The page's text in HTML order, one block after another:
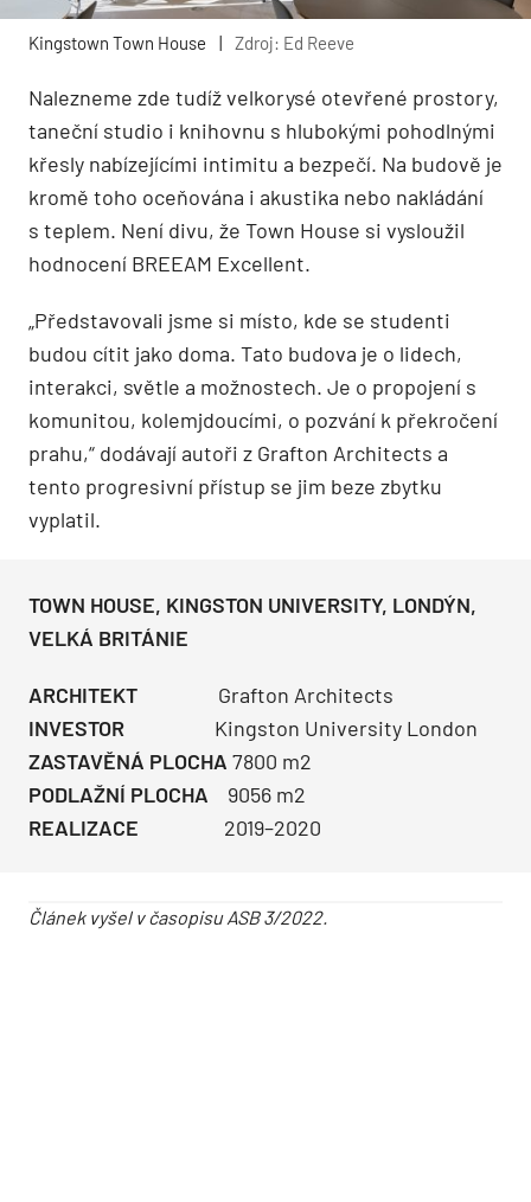
Kingstown Town House | Zdroj: Ed Reeve
Nalezneme zde tudíž velkorysé otevřené prostory,
taneční studio i knihovnu s hlubokými pohodlnými
křesly nabízejícími intimitu a bezpečí. Na budově je
kromě toho oceňována i akustika nebo nakládání
s teplem. Není divu, že Town House si vysloužil
hodnocení BREEAM Excellent.
„Představovali jsme si místo, kde se studenti
budou cítit jako doma. Tato budova je o lidech,
interakci, světle a možnostech. Je o propojení s
komunitou, kolemjdoucími, o pozvání k překročení
prahu,“ dodávají autoři z Grafton Architects a
tento progresivní přístup se jim beze zbytku
vyplatil.
TOWN HOUSE, KINGSTON UNIVERSITY, LONDÝN,
VELKÁ BRITÁNIE
ARCHITEKT Grafton Architects
INVESTOR Kingston University London
ZASTAVĚNÁ PLOCHA 7800 m2
PODLAŽNÍ PLOCHA 9056 m2
REALIZACE 2019–2020
Článek vyšel v časopisu ASB 3/2022.